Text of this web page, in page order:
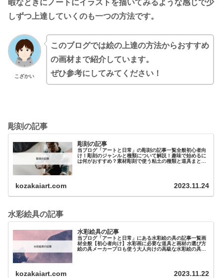
暇なときにノートにイラストを描いてみるような感じで少
しずつ上達していくのも一つの方法です。
こざかい
このブログでは絵の上達の方法からおすすめ
の画材まで紹介しています。
ぜひ参考にしてみてください！
彫刻の記事
彫刻の記事
当ブログ「アートと日常」の彫刻の記事一覧全般初心者向
け！彫刻のジャンルと種類について解説！趣味で始めるに
は何がおすすめ？素材彫刻で使う粘土の種類と道具まとめ
kozakaiart.com 2023.11.24
水彩絵具の記事
水彩絵具の記事
当ブログ「アートと日常」にある水彩絵の具の記事一覧画
材全般【初心者向け】水彩画に必要な道具と画材の選び方
絵の具メーカープロも使う大人向けの高級な水彩絵の具を
kozakaiart.com 2023.11.22